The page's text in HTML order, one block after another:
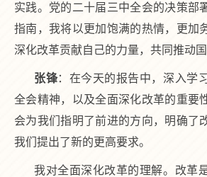
实践。党的二十届三中全会的决策部
指南，我将以更加饱满的热情，更加
深化改革贡献自己的力量，共同推动国
张锋：在今天的报告中，深入学
全会精神，以及全面深化改革的重要
会为我们指明了前进的方向，明确了
我们提出了新的更高要求。
我对全面深化改革的理解。改革